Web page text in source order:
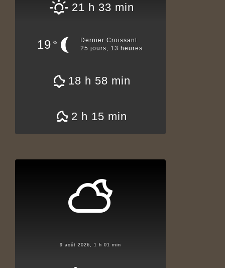
21 h 33 min
19 %
Dernier Croissant
25 jours, 13 heures
18 h 58 min
2 h 15 min
9 août 2026, 1 h 01 min